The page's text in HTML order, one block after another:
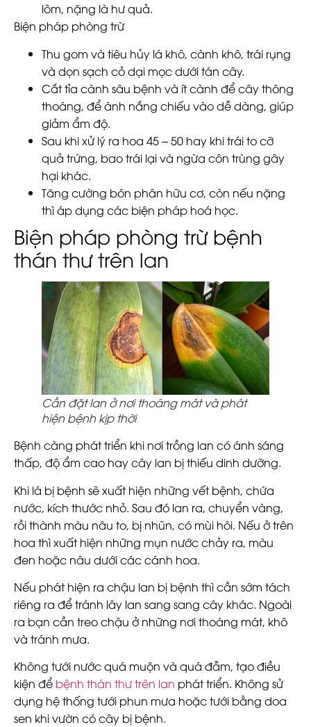
lõm, nặng là hư quả.
Biện pháp phòng trừ
Thu gom và tiêu hủy lá khô, cành khô, trái rụng
và dọn sạch cỏ dại mọc dưới tán cây.
Cắt tỉa cành sâu bệnh và ít cành để cây thông
thoáng, để ánh nắng chiếu vào dễ dàng, giúp
giảm ẩm độ.
Sau khi xử lý ra hoa 45 – 50 hay khi trái to cỡ
quả trứng, bao trái lại và ngừa côn trùng gây
hại khác.
Tăng cường bón phân hữu cơ, còn nếu nặng
thì áp dụng các biện pháp hoá học.
Biện pháp phòng trừ bệnh
thán thư trên lan
Cần đặt lan ở nơi thoáng mát và phát
hiện bệnh kịp thời
Bệnh càng phát triển khi nơi trồng lan có ánh sáng
thấp, độ ẩm cao hay cây lan bị thiếu dinh dưỡng.
Khi lá bị bệnh sẽ xuất hiện những vết bệnh, chứa
nước, kích thước nhỏ. Sau đó lan ra, chuyển vàng,
rồi thành màu nâu to, bị nhũn, có mùi hôi. Nếu ở trên
hoa thì xuất hiện những mụn nước chảy ra, màu
đen hoặc nâu dưới các cánh hoa.
Nếu phát hiện ra chậu lan bị bệnh thì cần sớm tách
riêng ra để tránh lây lan sang sang cây khác. Ngoài
ra bạn cần treo chậu ở những nơi thoáng mát, khô
và tránh mưa.
Không tưới nước quá muộn và quá đẫm, tạo điều
kiện để bệnh thán thư trên lan phát triển. Không sử
dụng hệ thống tưới phun mưa hoặc tưới bằng doa
sen khi vườn có cây bị bệnh.